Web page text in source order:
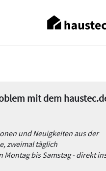
mit dem
und Neuigkeiten aus der
zweimal täglich
Montag bis Samstag - direkt